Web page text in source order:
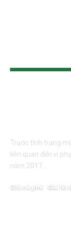
Trước tình trạng
liên quan đến vi
năm 2017…
Giá cà phê Giá hồ